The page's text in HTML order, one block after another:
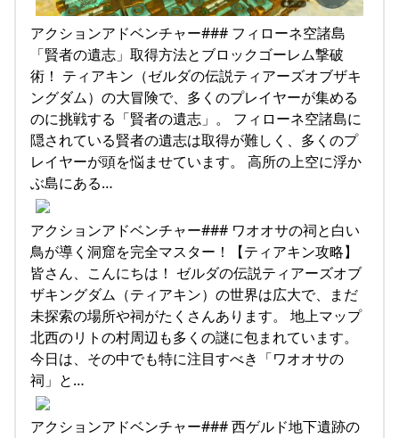
アクションアドベンチャー### フィローネ空諸島
「賢者の遺志」取得方法とブロックゴーレム撃破
術！ ティアキン（ゼルダの伝説ティアーズオブザキ
ングダム）の大冒険で、多くのプレイヤーが集める
のに挑戦する「賢者の遺志」。 フィローネ空諸島に
隠されている賢者の遺志は取得が難しく、多くのプ
レイヤーが頭を悩ませています。 高所の上空に浮か
ぶ島にある…
アクションアドベンチャー### ワオオサの祠と白い
鳥が導く洞窟を完全マスター！【ティアキン攻略】
皆さん、こんにちは！ ゼルダの伝説ティアーズオブ
ザキングダム（ティアキン）の世界は広大で、まだ
未探索の場所や祠がたくさんあります。 地上マップ
北西のリトの村周辺も多くの謎に包まれています。
今日は、その中でも特に注目すべき「ワオオサの
祠」と…
アクションアドベンチャー### 西ゲルド地下遺跡の